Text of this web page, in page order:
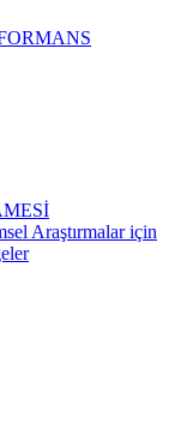
Araştırmalar için